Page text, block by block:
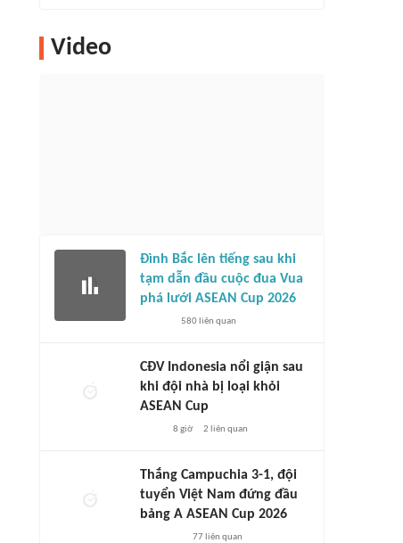
Video
Đình Bắc lên tiếng sau khi
tạm dẫn đầu cuộc đua Vua
phá lưới ASEAN Cup 2026
580liên quan
CĐV Indonesia nổi giận sau
khi đội nhà bị loại khỏi
ASEAN Cup
8 giờ 2 liên quan
Thắng Campuchia 3-1, đội
tuyển Việt Nam đứng đầu
bảng A ASEAN Cup 2026
77liên quan